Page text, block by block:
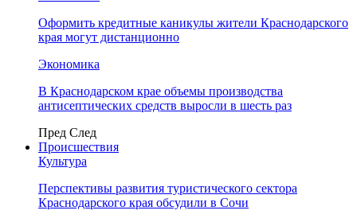
Оформить кредитные каникулы жители Краснодарского
края могут дистанционно
Экономика
В Краснодарском крае объемы производства
антисептических средств выросли в шесть раз
Пред След
Происшествия
Культура
Перспективы развития туристического сектора
Краснодарского края обсудили в Сочи